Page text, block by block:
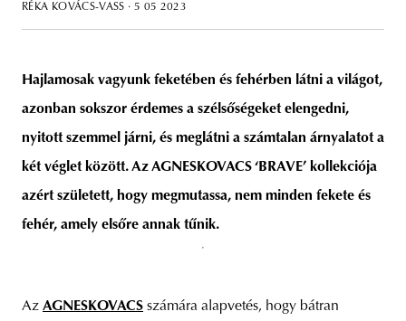
RÉKA KOVÁCS-VASS · 5 05 2023
Hajlamosak vagyunk feketében és fehérben látni a világot,
azonban sokszor érdemes a szélsőségeket elengedni,
nyitott szemmel járni, és meglátni a számtalan árnyalatot a
két véglet között. Az AGNESKOVACS ‘BRAVE’ kollekciója
azért született, hogy megmutassa, nem minden fekete és
fehér, amely elsőre annak tűnik.
Az AGNESKOVACS számára alapvetés, hogy bátran